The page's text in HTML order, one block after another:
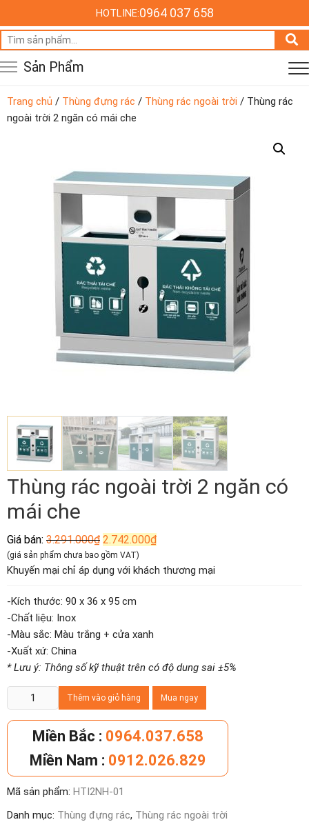
HOTLINE:0964 037 658
Tìm
kiếm:
Sản Phẩm
Trang chủ / Thùng đựng rác / Thùng rác ngoài trời / Thùng rác
ngoài trời 2 ngăn có mái che
Thùng rác ngoài trời 2 ngăn có
mái che
Giá bán: 3.291.000₫ Giá
gốc
là:
3.291.000₫.
2.742.000₫Giá
hiện
là:
(giá sản phẩm chưa bao gồm VAT)
Khuyến mại chỉ áp dụng với khách thương mại
-Kích thước: 90 x 36 x 95 cm
-Chất liệu: Inox
-Màu sắc: Màu trắng + cửa xanh
-Xuất xứ: China
* Lưu ý: Thông số kỹ thuật trên có độ dung sai ±5%
Thùng
rác
ngoài
ngăn
có
mái
Thêm vào giỏ hàng Mua ngay
Miền Bắc : 0964.037.658
Miền Nam : 0912.026.829
Mã sản phẩm: HTI2NH-01
Danh mục: Thùng đựng rác, Thùng rác ngoài trời